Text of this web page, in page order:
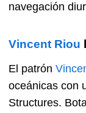
navegación
Vincent Riou
El patrón
oceánicas con
Structures.